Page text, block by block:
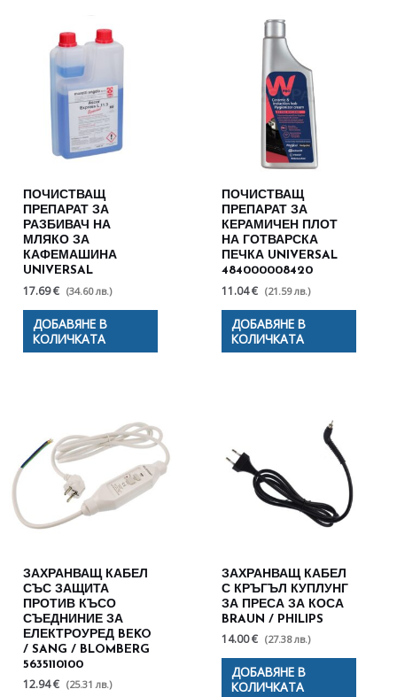
ПОЧИСТВАЩ
ПРЕПАРАТ ЗА
РАЗБИВАЧ НА
МЛЯКО ЗА
КАФЕМАШИНА
UNIVERSAL
17.69 € (34.60 лв.)
ДОБАВЯНЕ В
КОЛИЧКАТА
ПОЧИСТВАЩ
ПРЕПАРАТ ЗА
КЕРАМИЧЕН ПЛОТ
НА ГОТВАРСКА
ПЕЧКА UNIVERSAL
484000008420
11.04 € (21.59 лв.)
ДОБАВЯНЕ В
КОЛИЧКАТА
ЗАХРАНВАЩ КАБЕЛ
СЪС ЗАЩИТА
ПРОТИВ КЪСО
СЪЕДНИНИЕ ЗА
ЕЛЕКТРОУРЕД BEKO
/ SANG / BLOMBERG
5635110100
12.94 € (25.31 лв.)
ЗАХРАНВАЩ КАБЕЛ
С КРЪГЪЛ КУПЛУНГ
ЗА ПРЕСА ЗА КОСА
BRAUN / PHILIPS
14.00 € (27.38 лв.)
ДОБАВЯНЕ В
КОЛИЧКАТА